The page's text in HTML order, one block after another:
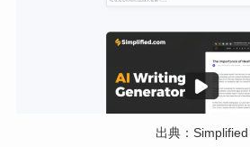
出典：Simplified